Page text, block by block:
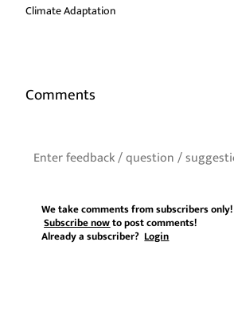
Climate Adaptation
Comments
We take comments from subscribers only!
Subscribe nowto post comments!
Already a subscriber?Login